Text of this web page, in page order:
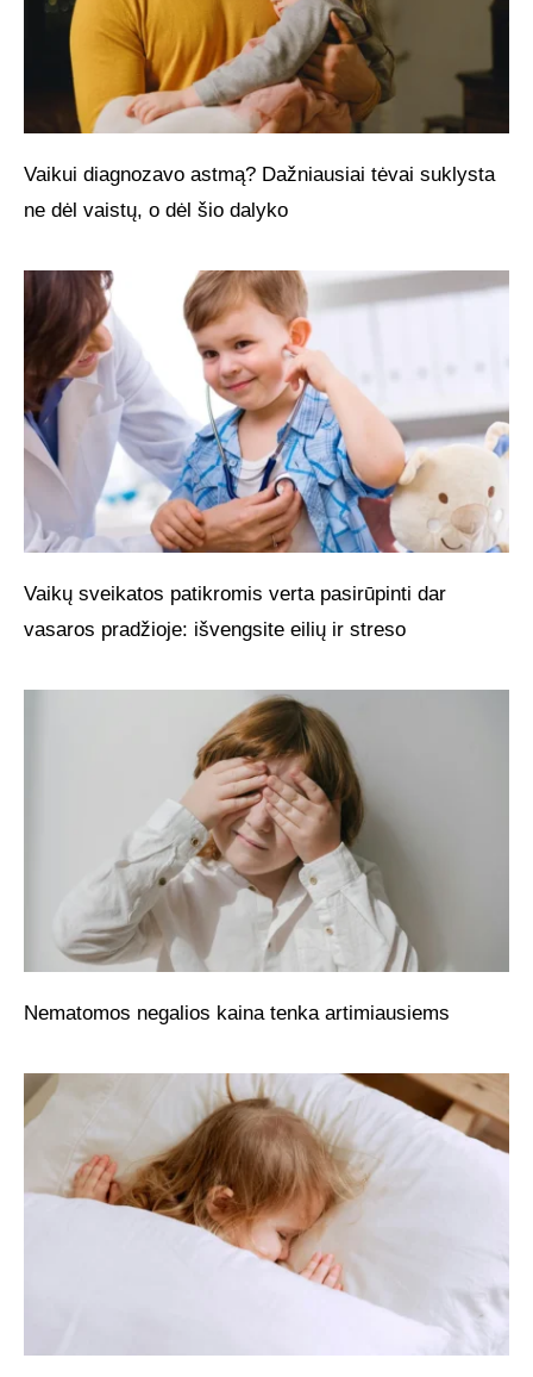
Vaikui diagnozavo astmą? Dažniausiai tėvai suklysta
ne dėl vaistų, o dėl šio dalyko
Vaikų sveikatos patikromis verta pasirūpinti dar
vasaros pradžioje: išvengsite eilių ir streso
Nematomos negalios kaina tenka artimiausiems